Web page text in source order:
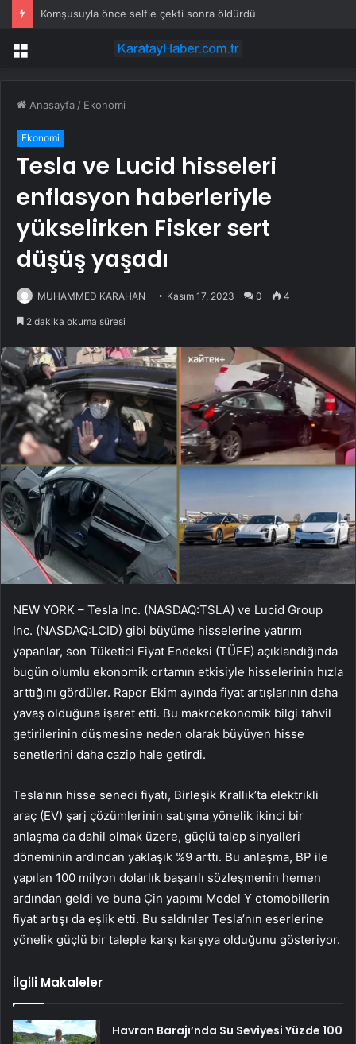
Komşusuyla önce selfie çekti sonra öldürdü
Menü
Anasayfa / Ekonomi
Ekonomi
Tesla ve Lucid hisseleri
enflasyon haberleriyle
yükselirken Fisker sert
düşüş yaşadı
MUHAMMED KARAHAN Kasım 17, 2023 0 4
2 dakika okuma süresi
NEW YORK – Tesla Inc. (NASDAQ:TSLA) ve Lucid Group
Inc. (NASDAQ:LCID) gibi büyüme hisselerine yatırım
yapanlar, son Tüketici Fiyat Endeksi (TÜFE) açıklandığında
bugün olumlu ekonomik ortamın etkisiyle hisselerinin hızla
arttığını gördüler. Rapor Ekim ayında fiyat artışlarının daha
yavaş olduğuna işaret etti. Bu makroekonomik bilgi tahvil
getirilerinin düşmesine neden olarak büyüyen hisse
senetlerini daha cazip hale getirdi.
Tesla’nın hisse senedi fiyatı, Birleşik Krallık’ta elektrikli
araç (EV) şarj çözümlerinin satışına yönelik ikinci bir
anlaşma da dahil olmak üzere, güçlü talep sinyalleri
döneminin ardından yaklaşık %9 arttı. Bu anlaşma, BP ile
yapılan 100 milyon dolarlık başarılı sözleşmenin hemen
ardından geldi ve buna Çin yapımı Model Y otomobillerin
fiyat artışı da eşlik etti. Bu saldırılar Tesla’nın eserlerine
yönelik güçlü bir taleple karşı karşıya olduğunu gösteriyor.
İlgili Makaleler
Havran Barajı’nda Su Seviyesi Yüzde 100